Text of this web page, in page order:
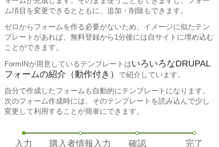
ム項目を変更できるとともに、追加・削除もできます。
ゼロからフォームを作る必要がないため、イメージに似たテン
プレートがあれば、無料登録から1分後には自サイトに埋め込む
ことができます。
FormINが用意しているテンプレートはいろいろなDRUPAL
フォームの紹介（動作付き）
で紹介しています。
自分で作成したフォームも自動的にテンプレートになります。
次のフォーム作成時には、そのテンプレートを読み込んで少し
変更して利用することが簡単にできます。